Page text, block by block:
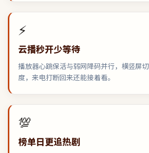
⚡
云播秒开少等待
播放器心跳保活与弱网降码并行，横竖屏
度，来电打断回来还能接着看。
💯
榜单日更追热剧